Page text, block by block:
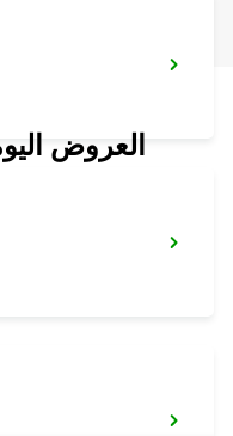
العروض